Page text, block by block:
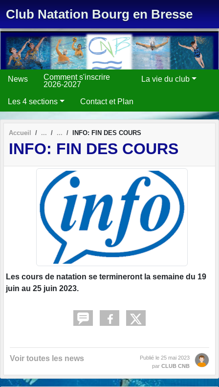
Club Natation Bourg en Bresse
News
Comment s'inscrire
2026-2027
La vie du club
Les 4 sections Contact et Plan
Accueil INFO: FIN DES COURS
INFO: FIN DES COURS
Les cours de natation se termineront la semaine du 19
juin au 25 juin 2023.
Voir toutes les news Publié le 25 mai 2023
par CLUB CNB